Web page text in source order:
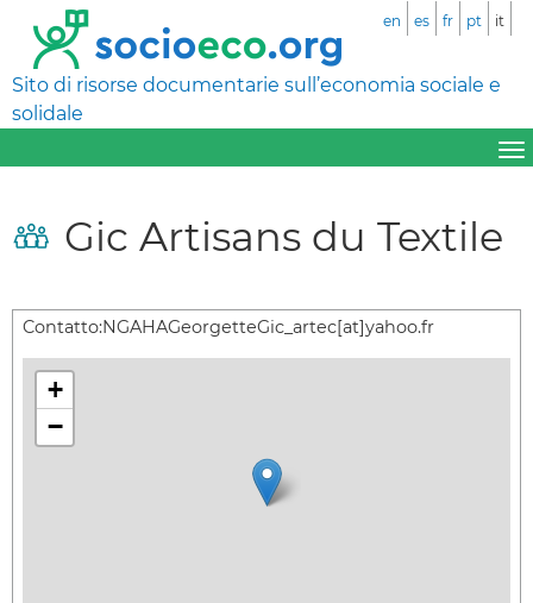
Sito di risorse documentarie sull’economia sociale e
solidale
en es fr pt it
Gic Artisans du Textile
Contatto:NGAHAGeorgetteGic_artec[at]yahoo.fr
+
−